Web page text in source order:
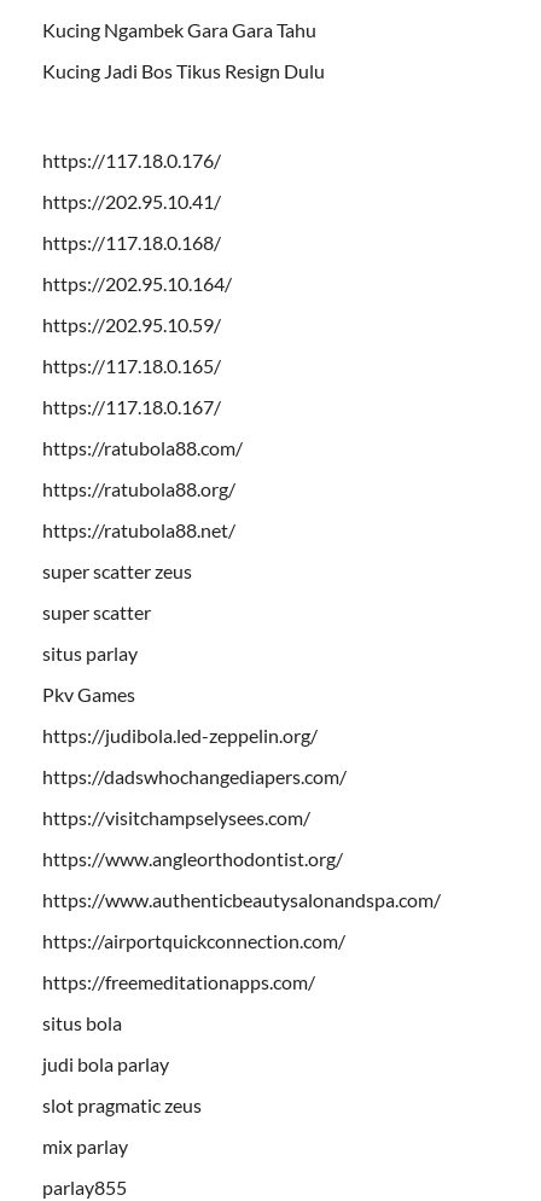
Kucing Ngambek Gara Gara Tahu
Kucing Jadi Bos Tikus Resign Dulu
https://117.18.0.176/
https://202.95.10.41/
https://117.18.0.168/
https://202.95.10.164/
https://202.95.10.59/
https://117.18.0.165/
https://117.18.0.167/
https://ratubola88.com/
https://ratubola88.org/
https://ratubola88.net/
super scatter zeus
super scatter
situs parlay
Pkv Games
https://judibola.led-zeppelin.org/
https://dadswhochangediapers.com/
https://visitchampselysees.com/
https://www.angleorthodontist.org/
https://www.authenticbeautysalonandspa.com/
https://airportquickconnection.com/
https://freemeditationapps.com/
situs bola
judi bola parlay
slot pragmatic zeus
mix parlay
parlay855